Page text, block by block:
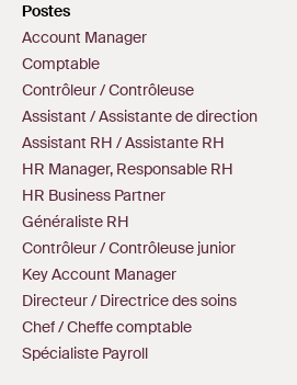
Postes
Account Manager
Comptable
Contrôleur / Contrôleuse
Assistant / Assistante de direction
Assistant RH / Assistante RH
HR Manager, Responsable RH
HR Business Partner
Généraliste RH
Contrôleur / Contrôleuse junior
Key Account Manager
Directeur / Directrice des soins
Chef / Cheffe comptable
Spécialiste Payroll